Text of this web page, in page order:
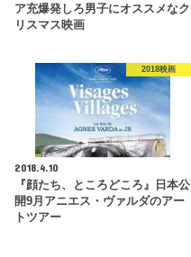
ア充爆発しろ男子にオススメなク
リスマス映画
2018映画
2018.4.10
『顔たち、ところどころ』日本公
開9月アニエス・ヴァルダのアー
トツアー